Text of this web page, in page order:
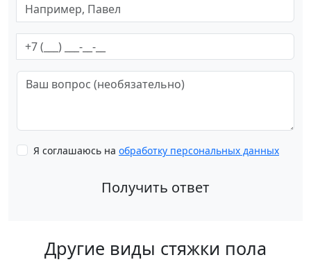
Я соглашаюсь на обработку персональных данных
Получить ответ
Другие виды стяжки пола